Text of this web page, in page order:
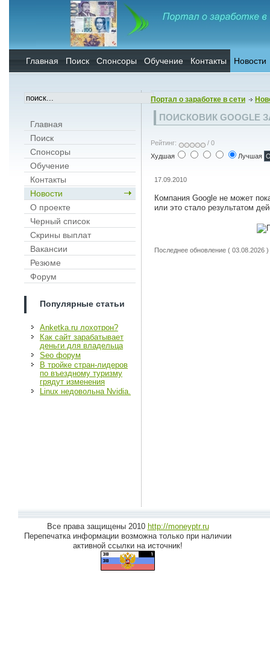
Главная Поиск Спонсоры Обучение Контакты Новости
Главная
Поиск
Спонсоры
Обучение
Контакты
Новости
О проекте
Черный список
Скрины выплат
Вакансии
Резюме
Форум
Популярные статьи
Anketka.ru лохотрон?
Как сайт зарабатывает
деньги для владельца
Seo форум
В тройке стран-лидеров
по въездному туризму
грядут изменения
Linux недовольна Nvidia.
Портал о заработке в сети
ПОИСКОВИК GOOGLE
Рейтинг:
/ 0
Худшая
Лучшая
17.09.2010
Компания Google не может
или это стало результатом
Последнее обновление ( 03.08.2026 )
Все права защищены 2010 http://moneyptr.ru
Перепечатка информации возможна только при наличии
активной ссылки на источник!